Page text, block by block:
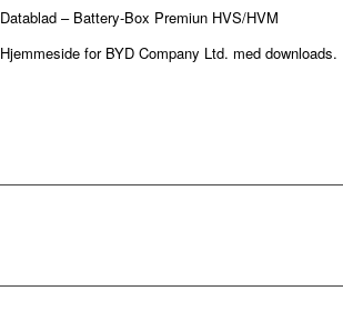
Datablad – Battery-Box Premiun HVS/HVM
Hjemmeside for BYD Company Ltd. med downloads.